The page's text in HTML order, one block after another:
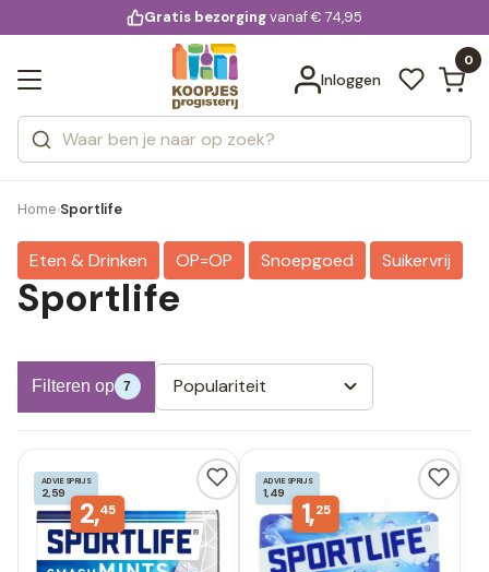
voor 20:00 uur besteld
Gratis bezorgingvanaf € 74,95
Inloggen
0
Zoeken
Categorieën
Merken
Bekijk alle resultaten
Home›Sportlife
Eten & Drinken OP=OP Snoepgoed Suikervrij
Sportlife
Filteren op 7 Populariteit
ADVIESPRIJS
2,59
2,45
ADVIESPRIJS
1,49
1,25